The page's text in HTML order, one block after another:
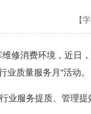
【
修消费环境，近日
质量服务月”活动。
业服务提质、管理提